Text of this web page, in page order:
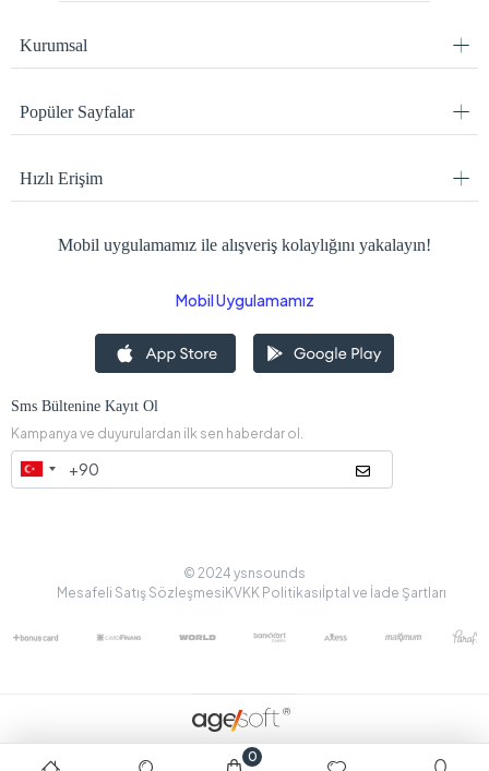
Kurumsal
Popüler Sayfalar
Hızlı Erişim
Mobil uygulamamız ile alışveriş kolaylığını yakalayın!
Mobil Uygulamamız
Sms Bültenine Kayıt Ol
Kampanya ve duyurulardan ilk sen haberdar ol.
© 2024 ysnsounds
Mesafeli Satış Sözleşmesi KVKK Politikasıİptal ve İade Şartları
0